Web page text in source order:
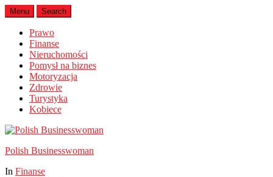
Menu Search
Prawo
Finanse
Nieruchomości
Pomysł na biznes
Motoryzacja
Zdrowie
Turystyka
Kobiece
Polish Businesswoman
In Finanse